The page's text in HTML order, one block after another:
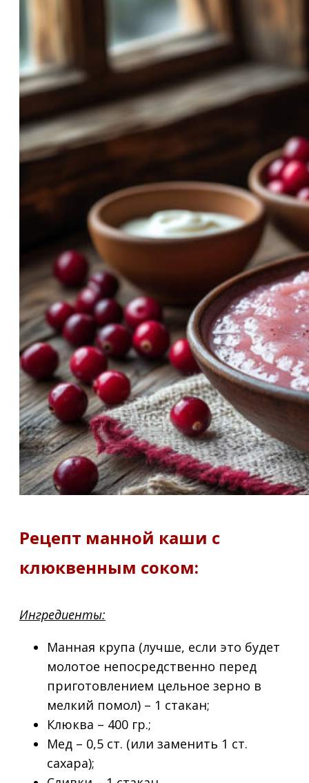
Рецепт манной каши с
клюквенным соком:
Ингредиенты:
Манная крупа (лучше, если это будет
молотое непосредственно перед
приготовлением цельное зерно в
мелкий помол) – 1 стакан;
Клюква – 400 гр.;
Мед – 0,5 ст. (или заменить 1 ст.
сахара);